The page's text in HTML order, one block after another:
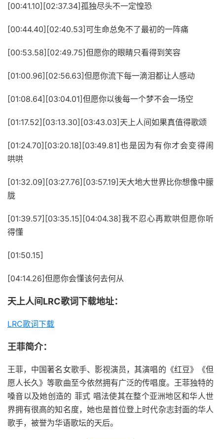
[00:41.10][02:37.34]孤独尽头不一定惶恐
[00:44.40][02:40.53]可生命总免不了最初的一阵痛
[00:53.58][02:49.75]但愿你的眼睛只看得到笑容
[01:00.96][02:56.63]但愿你流下每一滴泪都让人感动
[01:08.64][03:04.01]但愿你以後每一个梦不会一场空
[01:17.52][03:13.30][03:43.03]天上人间如果真值得歌颂
[01:24.70][03:20.18][03:49.81]也是因为有你才会变得闹
哄哄
[01:32.09][03:27.76][03:57.19]天大地大世界比你想像中朦
胧
[01:39.57][03:35.15][04:04.38]我不忍心再欺哄但愿你听
得懂
[01:50.15]
[04:14.26]但愿你会懂该何去何从
天上人间LRC歌词下载地址：
LRC歌词下载
王菲简介：
王菲，中国著名女歌手、影视演员，其演唱的《红豆》《但
愿人长久》等歌曲至今依然拥有广泛的传唱度。王菲独特的
嗓音以及她创造的 菲式 唱法使其在整个亚洲地区和华人世
界拥有很高的知名度，她也是首位登上时代杂志封面的华人
歌手，被誉为华语歌坛的天后。